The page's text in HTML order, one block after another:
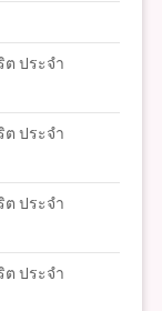
ต ประจำ
ต ประจำ
ต ประจำ
ต ประจำ